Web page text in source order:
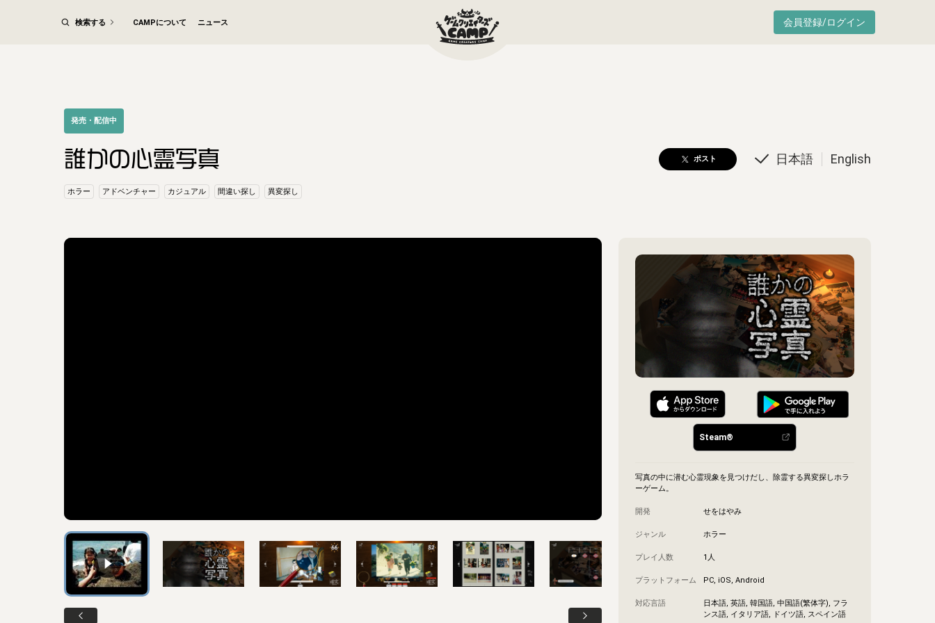
会員登録/ログイン
検索する CAMPについて ニュース
発売・配信中
誰かの心霊写真 ポスト 日本語 English
ホラー アドベンチャー カジュアル 間違い探し 異変探し
Steam®︎
写真の中に潜む心霊現象を見つけだし、除霊する異変探しホラ
ーゲーム。
開発 せをはやみ
ジャンル ホラー
プレイ人数 1人
プラットフォーム PC, iOS, Android
対応言語
日本語, 英語, 韓国語, 中国語(繁体字), フラ
ンス語, イタリア語, ドイツ語, スペイン語